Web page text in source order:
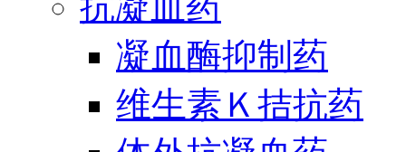
凝血酶抑制药
维生素Ｋ拮抗药